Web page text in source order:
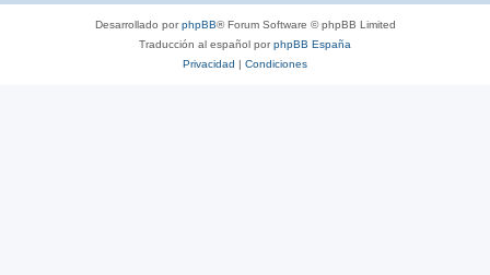
Desarrollado porphpBB® Forum Software © phpBB Limited
Traducción al español porphpBB España
Privacidad | Condiciones